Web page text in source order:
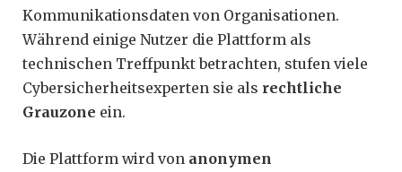
Kommunikationsdaten von Organisationen.
Während einige Nutzer die Plattform als
technischen Treffpunkt betrachten, stufen viele
Cybersicherheitsexperten sie als rechtliche
Grauzone ein.
Die Plattform wird von anonymen